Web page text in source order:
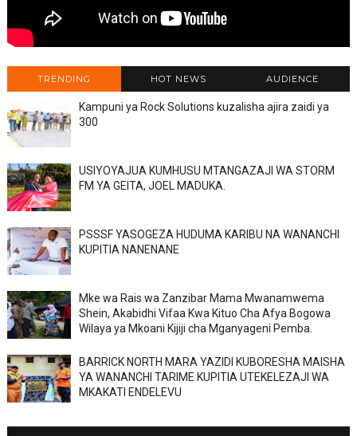
TRENDING HOT NEWS AUDIENCE
Kampuni ya Rock Solutions kuzalisha ajira zaidi ya
300
USIYOYAJUA KUMHUSU MTANGAZAJI WA STORM
FM YA GEITA, JOEL MADUKA.
PSSSF YASOGEZA HUDUMA KARIBU NA WANANCHI
KUPITIA NANENANE
Mke wa Rais wa Zanzibar Mama Mwanamwema
Shein, Akabidhi Vifaa Kwa Kituo Cha Afya Bogowa
Wilaya ya Mkoani Kijiji cha Mganyageni Pemba.
BARRICK NORTH MARA YAZIDI KUBORESHA MAISHA
YA WANANCHI TARIME KUPITIA UTEKELEZAJI WA
MKAKATI ENDELEVU